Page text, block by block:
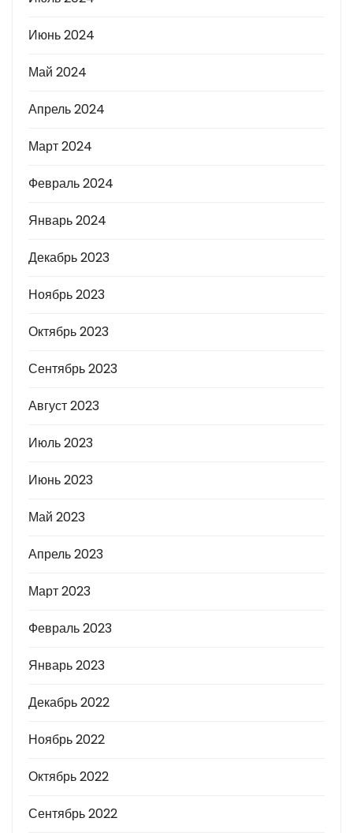
Июнь 2024
Май 2024
Апрель 2024
Март 2024
Февраль 2024
Январь 2024
Декабрь 2023
Ноябрь 2023
Октябрь 2023
Сентябрь 2023
Август 2023
Июль 2023
Июнь 2023
Май 2023
Апрель 2023
Март 2023
Февраль 2023
Январь 2023
Декабрь 2022
Ноябрь 2022
Октябрь 2022
Сентябрь 2022